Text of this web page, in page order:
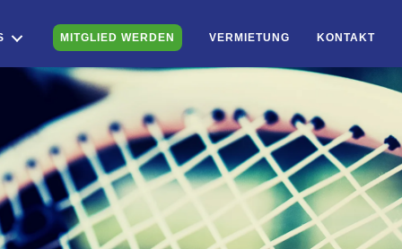
MITGLIED WERDEN VERMIETUNG KONTAKT